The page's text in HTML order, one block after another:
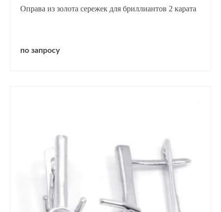
Оправа из золота сережек для бриллиантов 2 карата
по запросу